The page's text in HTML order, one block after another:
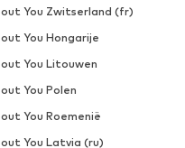
You Zwitserland (fr)
You Hongarije
You Litouwen
You Polen
You Roemenië
You Latvia (ru)